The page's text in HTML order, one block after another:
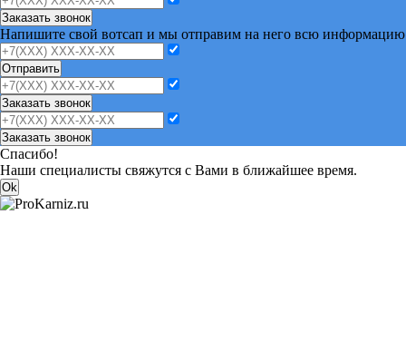
Заказать звонок
Напишите свой вотсап и мы отправим на него всю информацию
Отправить
Заказать звонок
Заказать звонок
Спасибо!
Наши специалисты свяжутся с Вами в ближайшее время.
Ok